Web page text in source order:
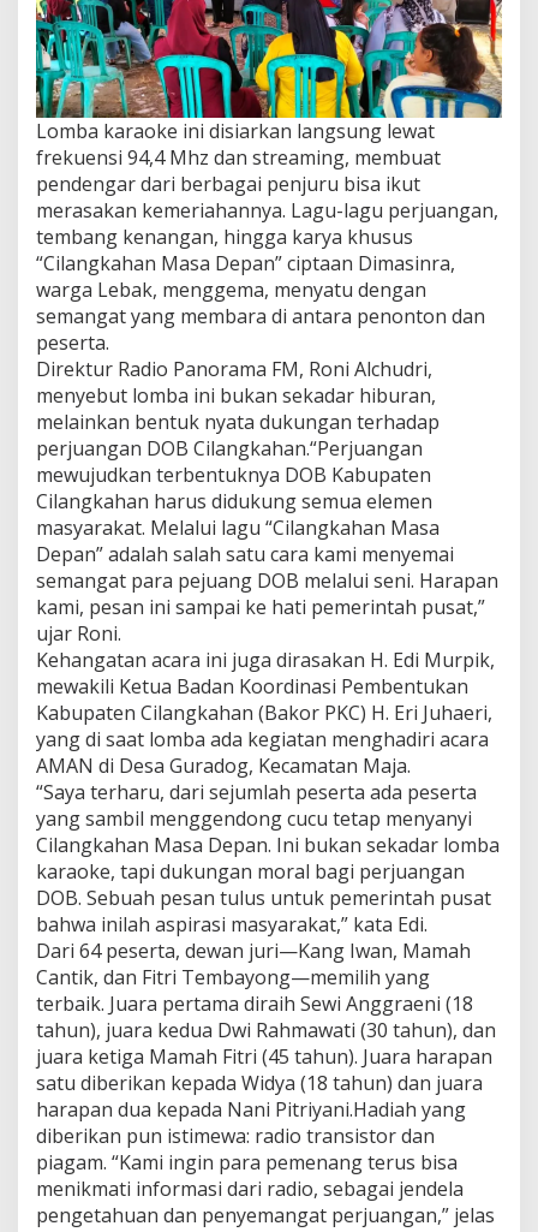
Lomba karaoke ini disiarkan langsung lewat
frekuensi 94,4 Mhz dan streaming, membuat
pendengar dari berbagai penjuru bisa ikut
merasakan kemeriahannya. Lagu-lagu perjuangan,
tembang kenangan, hingga karya khusus
“Cilangkahan Masa Depan” ciptaan Dimasinra,
warga Lebak, menggema, menyatu dengan
semangat yang membara di antara penonton dan
peserta.
Direktur Radio Panorama FM, Roni Alchudri,
menyebut lomba ini bukan sekadar hiburan,
melainkan bentuk nyata dukungan terhadap
perjuangan DOB Cilangkahan.“Perjuangan
mewujudkan terbentuknya DOB Kabupaten
Cilangkahan harus didukung semua elemen
masyarakat. Melalui lagu “Cilangkahan Masa
Depan” adalah salah satu cara kami menyemai
semangat para pejuang DOB melalui seni. Harapan
kami, pesan ini sampai ke hati pemerintah pusat,”
ujar Roni.
Kehangatan acara ini juga dirasakan H. Edi Murpik,
mewakili Ketua Badan Koordinasi Pembentukan
Kabupaten Cilangkahan (Bakor PKC) H. Eri Juhaeri,
yang di saat lomba ada kegiatan menghadiri acara
AMAN di Desa Guradog, Kecamatan Maja.
“Saya terharu, dari sejumlah peserta ada peserta
yang sambil menggendong cucu tetap menyanyi
Cilangkahan Masa Depan. Ini bukan sekadar lomba
karaoke, tapi dukungan moral bagi perjuangan
DOB. Sebuah pesan tulus untuk pemerintah pusat
bahwa inilah aspirasi masyarakat,” kata Edi.
Dari 64 peserta, dewan juri—Kang Iwan, Mamah
Cantik, dan Fitri Tembayong—memilih yang
terbaik. Juara pertama diraih Sewi Anggraeni (18
tahun), juara kedua Dwi Rahmawati (30 tahun), dan
juara ketiga Mamah Fitri (45 tahun). Juara harapan
satu diberikan kepada Widya (18 tahun) dan juara
harapan dua kepada Nani Pitriyani.Hadiah yang
diberikan pun istimewa: radio transistor dan
piagam. “Kami ingin para pemenang terus bisa
menikmati informasi dari radio, sebagai jendela
pengetahuan dan penyemangat perjuangan,” jelas